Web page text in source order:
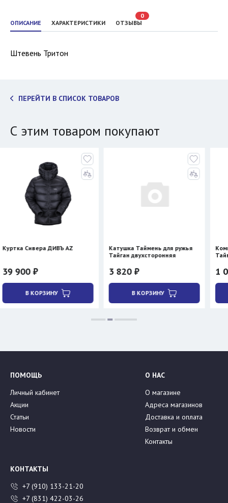
ОПИСАНИЕ ХАРАКТЕРИСТИКИ ОТЗЫВЫ
0
Штевень Тритон
ПЕРЕЙТИ В СПИСОК ТОВАРОВ
С этим товаром покупают
Сивера ДИВЪ AZ
₽
В КОРЗИНУ
Катушка Таймень для ружья
Тайган двухсторонняя
3 820 ₽
В КОРЗИНУ
Таймень
1 070 ₽
ПОМОЩЬ
Личный кабинет
Акции
Статьи
Новости
О НАС
О магазине
Адреса магазинов
Доставка и оплата
Возврат и обмен
Контакты
КОНТАКТЫ
+7 (910) 133-21-20
+7 (831) 422-03-26